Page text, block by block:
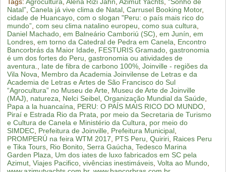
Natal”, Canela já vive clima de Natal, Carrusel Booking Motor,
cidade de Huancayo, com o slogan "Peru: o país mais rico do
mundo”, com seu clima natalino europeu como sua cultura
Daniel Machado, em Balneário Camboriú (SC) em Junín em
Londres, em torno da Catedral de Pedra em Canela
Encontro
Bancorbrás da Maior Idade
FESTURIS Gramado, gastronomia
é um dos fortes do Peru gastronomia ou atividades de
aventura.
Iate de fibra de carbono 100%, Joinville - regiões da
Vila Nova
Membro da Academia Joinvilense de Letras e da
Academia de Letras e Artes de São Francisco do Sul
“Agrocultura” no Museu de Arte
Museu de Arte de Joinville
(MAJ)
natureza Nelci Seibel, Organização Mundial da Saúde
Papa a la huancaína
PERU: O PAÍS MAIS RICO DO MUNDO,
Piraí e Estrada Rio da Prata
por meio da Secretaria de Turismo
e Cultura de Canela e Ministério da Cultura
por meio do
SIMDEC, Prefeitura de Joinville Prefeitura Municipal,
PROMPERÚ na feira WTM 2017
PTS Peru Quiriri, Raices Peru
e Tika Tours, Rio Bonito, Serra Gaúcha Tedesco Marina
Garden Plaza
Um dos iates de luxo fabricados em SC pela
Azimut, Viajes Pacifico, vivências inestimáveis, Volta ao Mundo,